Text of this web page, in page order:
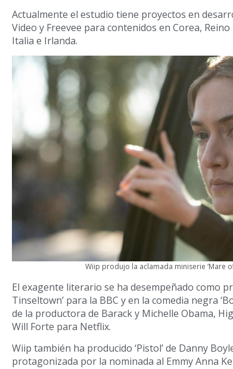
Actualmente el estudio tiene proyectos en
Video y Freevee para contenidos en Corea,
Italia e Irlanda.
Wiip produjo la aclamada miniserie ‘Mare
El exagente literario se ha desempeñado como
Tinseltown’ para la BBC y en la comedia negra
de la productora de Barack y Michelle Obama,
Will Forte para Netflix.
Wiip también ha producido ‘Pistol’ de Danny
protagonizada por la nominada al Emmy Anna